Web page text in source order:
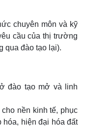
chuyên môn và kỹ
cầu của thị trường
qua đào tạo lại).
đào tạo mở và linh
nền kinh tế, phục
hiện đại hóa đất